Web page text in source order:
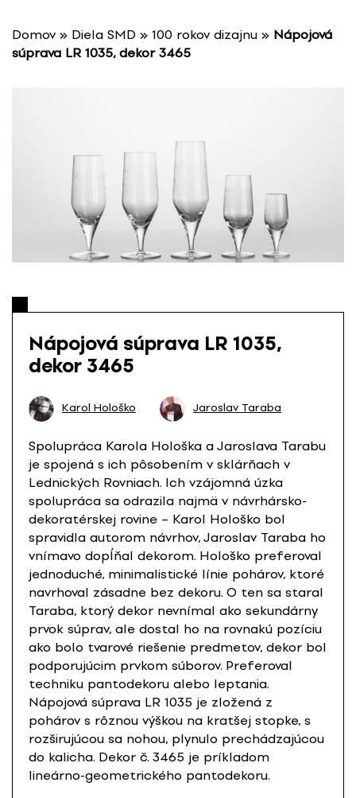
Domov » Diela SMD » 100 rokov dizajnu » Nápojová
súprava LR 1035, dekor 3465
Nápojová súprava LR 1035,
dekor 3465
Karol Hološko Jaroslav Taraba
Spolupráca Karola Hološka a Jaroslava Tarabu
je spojená s ich pôsobením v sklárňach v
Lednických Rovniach. Ich vzájomná úzka
spolupráca sa odrazila najmä v návrhársko-
dekoratérskej rovine – Karol Hološko bol
spravidla autorom návrhov, Jaroslav Taraba ho
vnímavo dopĺňal dekorom. Hološko preferoval
jednoduché, minimalistické línie pohárov, ktoré
navrhoval zásadne bez dekoru. O ten sa staral
Taraba, ktorý dekor nevnímal ako sekundárny
prvok súprav, ale dostal ho na rovnakú pozíciu
ako bolo tvarové riešenie predmetov, dekor bol
podporujúcim prvkom súborov. Preferoval
techniku pantodekoru alebo leptania.
Nápojová súprava LR 1035 je zložená z
pohárov s rôznou výškou na kratšej stopke, s
rozširujúcou sa nohou, plynulo prechádzajúcou
do kalicha. Dekor č. 3465 je príkladom
lineárno-geometrického pantodekoru.